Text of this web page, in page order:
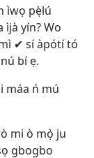
ìwọ pẹ̀lú
yín? Wo
✔ sí àpótí tó
bí ẹ.
máa ń mú
mi ò mọ̀ ju
gbogbo